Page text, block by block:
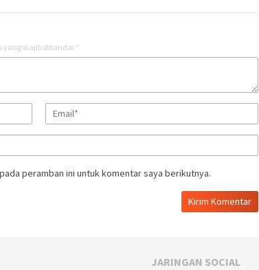
yang wajib ditandai *
peramban ini untuk komentar saya berikutnya.
JARINGAN SOCIAL